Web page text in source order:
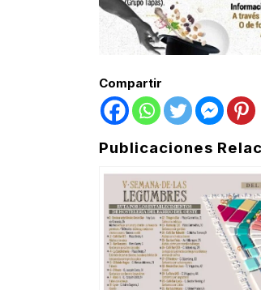
Compartir
Publicaciones